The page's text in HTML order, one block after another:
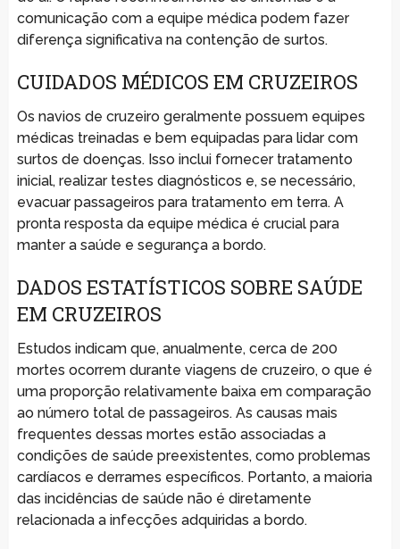
comunicação com a equipe médica podem fazer
diferença significativa na contenção de surtos.
CUIDADOS MÉDICOS EM CRUZEIROS
Os navios de cruzeiro geralmente possuem equipes
médicas treinadas e bem equipadas para lidar com
surtos de doenças. Isso inclui fornecer tratamento
inicial, realizar testes diagnósticos e, se necessário,
evacuar passageiros para tratamento em terra. A
pronta resposta da equipe médica é crucial para
manter a saúde e segurança a bordo.
DADOS ESTATÍSTICOS SOBRE SAÚDE
EM CRUZEIROS
Estudos indicam que, anualmente, cerca de 200
mortes ocorrem durante viagens de cruzeiro, o que é
uma proporção relativamente baixa em comparação
ao número total de passageiros. As causas mais
frequentes dessas mortes estão associadas a
condições de saúde preexistentes, como problemas
cardíacos e derrames específicos. Portanto, a maioria
das incidências de saúde não é diretamente
relacionada a infecções adquiridas a bordo.